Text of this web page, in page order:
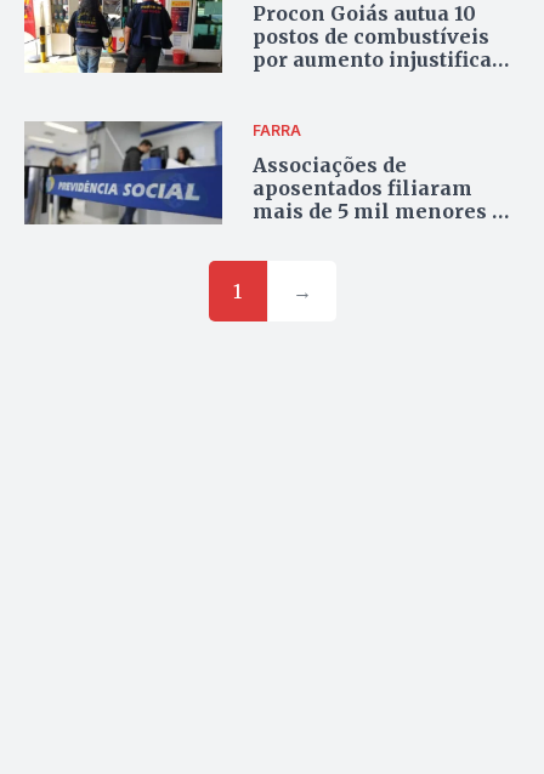
Procon Goiás autua 10
postos de combustíveis
por aumento injustificado
FARRA
Associações de
aposentados filiaram
mais de 5 mil menores de
fiscalização do INSS
1
→